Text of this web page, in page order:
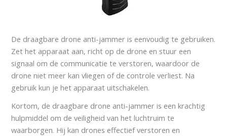
De draagbare drone anti-jammer is eenvoudig te gebruiken.
Zet het apparaat aan, richt op de drone en stuur een
signaal om de communicatie te verstoren, waardoor de
drone niet meer kan vliegen of de controle verliest. Na
gebruik kun je het apparaat uitschakelen.
Kortom, de draagbare drone anti-jammer is een krachtig
hulpmiddel om de veiligheid van het luchtruim te
waarborgen. Hij kan drones effectief verstoren en